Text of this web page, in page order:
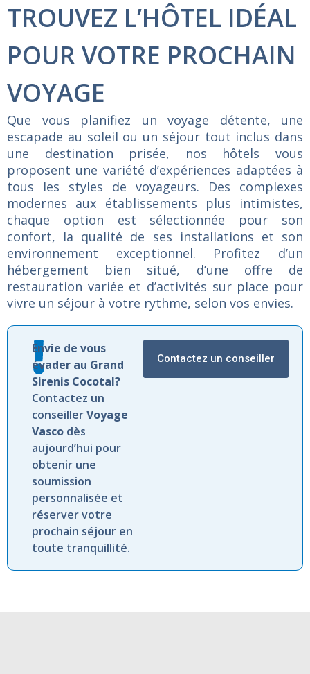
TROUVEZ L’HÔTEL IDÉAL
POUR VOTRE PROCHAIN
VOYAGE
Que vous planifiez un voyage détente, une
escapade au soleil ou un séjour tout inclus dans
une destination prisée, nos hôtelsvous
proposent une variété d’expériences adaptées à
tous les styles de voyageurs. Des complexes
modernes aux établissements plus intimistes,
chaque option est sélectionnée pour son
confort, la qualité de ses installations et son
environnement exceptionnel. Profitez d’un
hébergement bien situé, d’une offre de
restauration variée et d’activités sur place pour
vivre un séjour à votre rythme, selon vos envies.
Envie de vous
évader au Grand
Sirenis Cocotal?
Contactez un
conseillerVoyage
Vasco dès
aujourd’hui pour
obtenir une
soumission
personnalisée et
réserver votre
prochain séjour en
toute tranquillité.
Contactez un conseiller